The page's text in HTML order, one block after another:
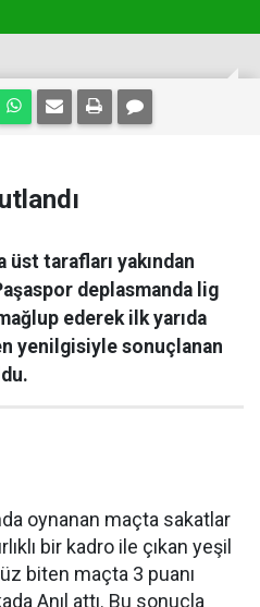
tarafları yakından
deplasmanda lig
ederek ilk yarıda
yenilgisiyle sonuçlanan
oynanan maçta sakatlar
bir kadro ile çıkan yeşil
biten maçta 3 puanı
Anıl attı. Bu sonuçla